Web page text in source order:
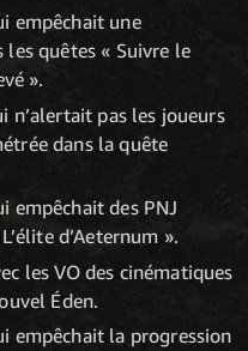
empêchait une
quêtes « Suivre le
».
n’alertait pas les joueurs
dans la quête
empêchait des PNJ
d’Aeternum ».
les VO des cinématiques
Éden.
empêchait la progression